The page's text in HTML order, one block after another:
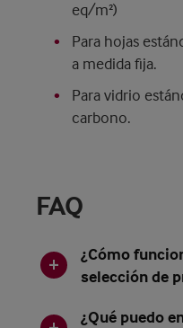
eq/m²)
Para hojas
a medida fija.
Para vidrio
carbono.
FAQ
¿Cómo
selección de
¿Qué puedo